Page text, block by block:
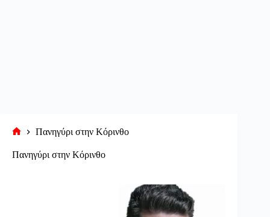
σελίδα
Πανηγύρι στην Κόρινθο
Πανηγύρι στην Κόρινθο